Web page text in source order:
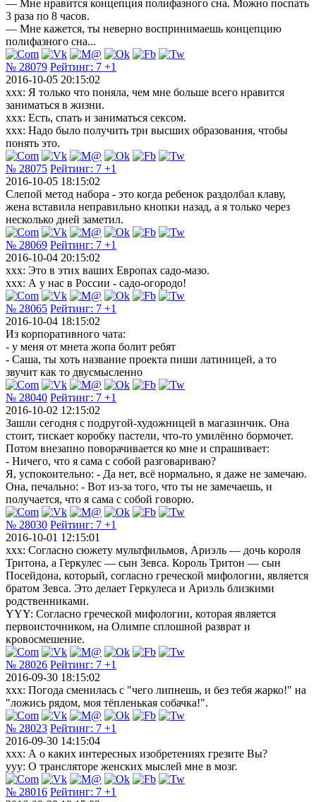
— Мне нравится концепция полифазного сна. Можно поспать
3 раза по 8 часов.
— Мне кажется, ты неверно воспринимаешь концепцию
полифазного сна...
№ 28079 Рейтинг: 7 +1
2016-10-05 20:15:02
xxx: Я только что поняла, чем мне больше всего нравится
заниматься в жизни.
xxx: Есть, спать и заниматься сексом.
xxx: Надо было получить три высших образования, чтобы
понять это.
№ 28075 Рейтинг: 7 +1
2016-10-05 18:15:02
Слепой метод набора - это когда ребенок раздолбал клаву,
жена вставила неправильно кнопки назад, а я только через
несколько дней заметил.
№ 28069 Рейтинг: 7 +1
2016-10-04 20:15:02
xxx: Это в этих ваших Европах садо-мазо.
xxx: А у нас в России - садо-огородо!
№ 28065 Рейтинг: 7 +1
2016-10-04 18:15:02
Из корпоративного чата:
- у меня от мнета жопа болит ребят
- Саша, ты хоть название проекта пиши латиницей, а то
звучит как то двусмысленно
№ 28040 Рейтинг: 7 +1
2016-10-02 12:15:02
Зашли сегодня с подругой-художницей в магазинчик. Она
стоит, тискает коробку пастели, что-то умилённо бормочет.
Потом внезапно поворачивается ко мне и спрашивает:
- Ничего, что я сама с собой разговариваю?
Я, успокоительно: - Да нет, всё нормально, я даже не замечаю.
Она, печально: - Вот из-за того, что ты не замечаешь, и
получается, что я сама с собой говорю.
№ 28030 Рейтинг: 7 +1
2016-10-01 12:15:01
ххх: Согласно сюжету мультфильмов, Ариэль — дочь короля
Тритона, а Геркулес — сын Зевса. Король Тритон — сын
Посейдона, который, согласно греческой мифологии, является
братом Зевса. Это делает Геркулеса и Ариэль близкими
родственниками.
YYY: Cогласно греческой мифологии, которая является
первоисточником, на Олимпе сплошной разврат и
кровосмешение.
№ 28026 Рейтинг: 7 +1
2016-09-30 18:15:02
xxx: Погода сменилась с "чего липнешь, и без тебя жарко!" на
"ложись рядом, моя тёпленькая собачка!".
№ 28023 Рейтинг: 7 +1
2016-09-30 14:15:04
xxx: А о каких интересных изобретениях грезите Вы?
yyy: О трансляторе женских мыслей мне в мозг.
№ 28016 Рейтинг: 7 +1